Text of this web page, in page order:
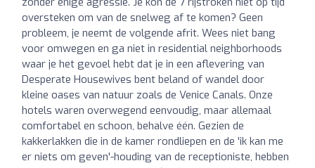
oversteken om van de snelweg af te komen? Geen
probleem, je neemt de volgende afrit. Wees niet bang
voor omwegen en ga niet in residential neighborhoods
waar je het gevoel hebt dat je in een aflevering van
Desperate Housewives bent beland of wandel door
kleine oases van natuur zoals de Venice Canals. Onze
hotels waren overwegend eenvoudig, maar allemaal
comfortabel en schoon, behalve één. Gezien de
kakkerlakken die in de kamer rondliepen en de 'ik kan me
er niets om geven'-houding van de receptioniste, hebben